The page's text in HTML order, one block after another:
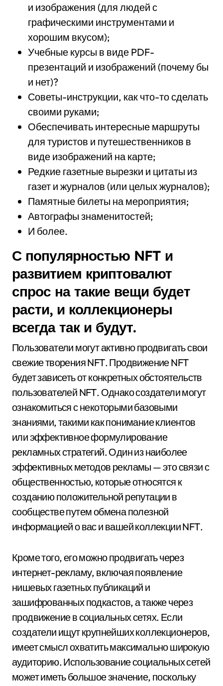
и изображения (для людей с
графическими инструментами и
хорошим вкусом);
Учебные курсы в виде PDF-
презентаций и изображений (почему бы
и нет)?
Советы-инструкции, как что-то сделать
своими руками;
Обеспечивать интересные маршруты
для туристов и путешественников в
виде изображений на карте;
Редкие газетные вырезки и цитаты из
газет и журналов (или целых журналов);
Памятные билеты на мероприятия;
Автографы знаменитостей;
И более.
С популярностью NFT и
развитием криптовалют
спрос на такие вещи будет
расти, и коллекционеры
всегда так и будут.
Пользователи могут активно продвигать свои
свежие творения NFT. Продвижение NFT
будет зависеть от конкретных обстоятельств
пользователей NFT. Однако создатели могут
ознакомиться с некоторыми базовыми
знаниями, такими как понимание клиентов
или эффективное формулирование
рекламных стратегий. Один из наиболее
эффективных методов рекламы — это связи с
общественностью, которые относятся к
созданию положительной репутации в
сообществе путем обмена полезной
информацией о вас и вашей коллекции NFT.
Кроме того, его можно продвигать через
интернет-рекламу, включая появление
нишевых газетных публикаций и
зашифрованных подкастов, а также через
продвижение в социальных сетях. Если
создатели ищут крупнейших коллекционеров,
имеет смысл охватить максимально широкую
аудиторию. Использование социальных сетей
может иметь большое значение, поскольку